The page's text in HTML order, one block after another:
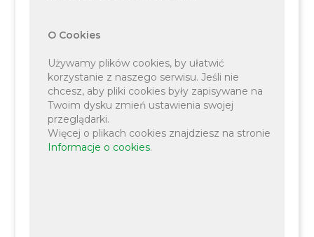
Rządowego Funduszu Polski Ład: Program
000,00 zł.
O Cookies
Używamy plików cookies, by ułatwić
korzystanie z naszego serwisu. Jeśli nie
chcesz, aby pliki cookies były zapisywane na
Twoim dysku zmień ustawienia swojej
przeglądarki.
Więcej o plikach cookies znajdziesz na stronie
Informacje o cookies.